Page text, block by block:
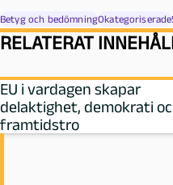
Betyg och bedömningOkategoriserade
RELATERAT
EU i vardagen skapar
delaktighet, demokrati
framtidstro